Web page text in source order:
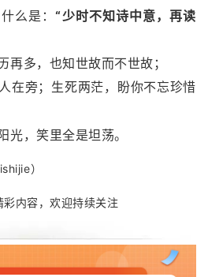
么是：“少时不知诗中意，再读
再多，也知世故而不世故；
在旁；生死两茫，盼你不忘珍惜
光，笑里全是坦荡。
）
彩内容，欢迎持续关注